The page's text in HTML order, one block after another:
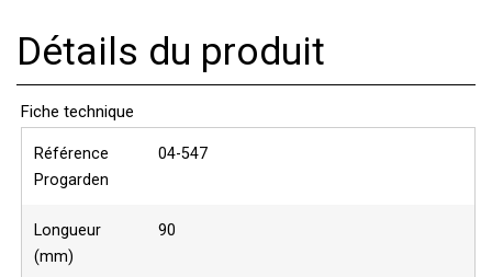
Détails du produit
Fiche technique
Référence
Progarden
04-547
Longueur
(mm)
90